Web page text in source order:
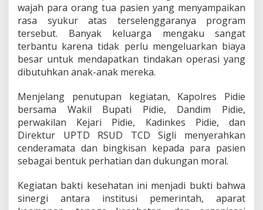
wajah para orang tua pasien yang menyampaikan
rasa syukur atas terselenggaranya program
tersebut. Banyak keluarga mengaku sangat
terbantu karena tidak perlu mengeluarkan biaya
besar untuk mendapatkan tindakan operasi yang
dibutuhkan anak-anak mereka.
Menjelang penutupan kegiatan, Kapolres Pidie
bersama Wakil Bupati Pidie, Dandim Pidie,
perwakilan Kejari Pidie, Kadinkes Pidie, dan
Direktur UPTD RSUD TCD Sigli menyerahkan
cenderamata dan bingkisan kepada para pasien
sebagai bentuk perhatian dan dukungan moral.
Kegiatan bakti kesehatan ini menjadi bukti bahwa
sinergi antara institusi pemerintah, aparat